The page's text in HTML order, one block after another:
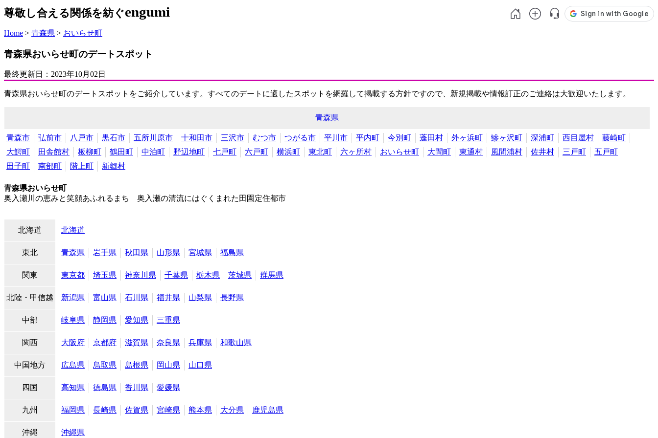
尊敬し合える関係を紡ぐengumi
Home > 青森県 > おいらせ町
青森県おいらせ町のデートスポット
最終更新日： 2023年10月02日
青森県おいらせ町のデートスポットをご紹介しています。すべてのデートに適したスポットを網羅して掲載する方針ですので、新規掲載や情報訂正のご連絡は大歓迎いたします。
青森県
青森市 弘前市 八戸市 黒石市 五所川原市 十和田市 三沢市 むつ市 つがる市 平川市 平内町 今別町 蓬田村 外ヶ浜町 鰺ヶ沢町 深浦町 西目屋村
藤崎町
大鰐町
田舎館村 板柳町 鶴田町 中泊町 野辺地町 七戸町 六戸町 横浜町 東北町 六ヶ所村 おいらせ町 大間町 東通村 風間浦村 佐井村 三戸町
五戸町
田子町
南部町 階上町 新郷村
青森県おいらせ町
奥入瀬川の恵みと笑顔あふれるまち 奥入瀬の清流にはぐくまれた田園定住都市
北海道 北海道
東北 青森県 岩手県 秋田県 山形県 宮城県 福島県
関東 東京都 埼玉県 神奈川県 千葉県 栃木県 茨城県 群馬県
北陸・甲信越 新潟県 富山県 石川県 福井県 山梨県 長野県
中部 岐阜県 静岡県 愛知県 三重県
関西 大阪府 京都府 滋賀県 奈良県 兵庫県 和歌山県
中国地方 広島県 鳥取県 島根県 岡山県 山口県
四国 高知県 徳島県 香川県 愛媛県
九州 福岡県 長崎県 佐賀県 宮崎県 熊本県 大分県 鹿児島県
沖縄 沖縄県